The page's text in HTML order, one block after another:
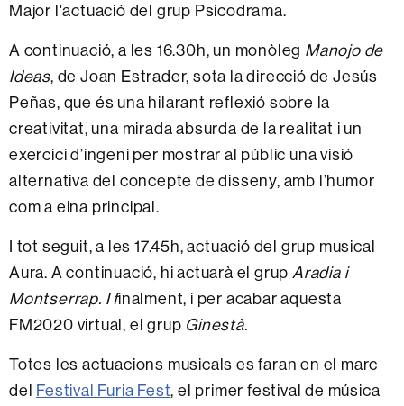
Major l'actuació del grup Psicodrama.
A continuació, a les 16.30h, un monòleg Manojo de
Ideas, de Joan Estrader, sota la direcció de Jesús
Peñas, que és una hilarant reflexió sobre la
creativitat, una mirada absurda de la realitat i un
exercici d’ingeni per mostrar al públic una visió
alternativa del concepte de disseny, amb l’humor
com a eina principal.
I tot seguit, a les 17.45h, actuació del grup musical
Aura. A continuació, hi actuarà el grup Aradia i
Montserrap. I finalment, i per acabar aquesta
FM2020 virtual, el grup Ginestà.
Totes les actuacions musicals es faran en el marc
del Festival Furia Fest, el primer festival de música